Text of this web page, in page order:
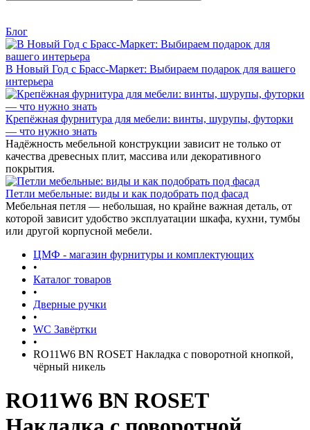
Блог
В Новый Год с Брасс-Маркет: Выбираем подарок для вашего
интерьера
Крепёжная фурнитура для мебели: винты, шурупы, футорки
— что нужно знать
Надёжность мебельной конструкции зависит не только от
качества древесных плит, массива или декоративного
покрытия.
Петли мебельные: виды и как подобрать под фасад
Мебельная петля — небольшая, но крайне важная деталь, от
которой зависит удобство эксплуатации шкафа, кухни, тумбы
или другой корпусной мебели.
ЦМФ - магазин фурнитуры и комплектующих
•
Каталог товаров
•
Дверные ручки
•
WC Завёртки
•
RO11W6 BN ROSET Накладка с поворотной кнопкой,
чёрный никель
RO11W6 BN ROSET